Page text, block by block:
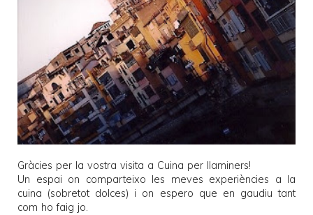
Gràcies per la vostra visita a Cuina per llaminers!
Un espai on comparteixo les meves experiències a la
cuina (sobretot dolces) i on espero que en gaudiu tant
com ho faig jo.